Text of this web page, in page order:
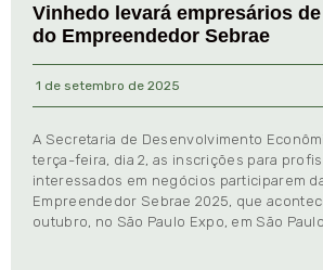
Vinhedo levará empresários
do Empreendedor Sebrae
1 de setembro de 2025
A Secretaria de Desenvolvimento
terça-feira, dia 2, as inscrições para
interessados em negócios participarem
Empreendedor Sebrae 2025, que
outubro, no São Paulo Expo, em São Paulo.